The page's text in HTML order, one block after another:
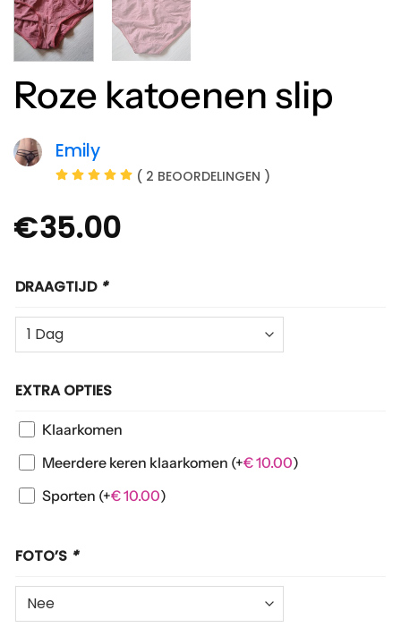
Roze katoenen slip
Emily
( 2 BEOORDELINGEN )
€35.00
DRAAGTIJD *
EXTRA OPTIES
Klaarkomen
Meerdere keren klaarkomen (+€10.00)
Sporten (+€10.00)
FOTO’S *